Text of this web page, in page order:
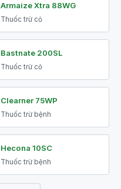
Armaize Xtra 88WG
Thuốc trừ cỏ
Bastnate 200SL
Thuốc trừ cỏ
Clearner 75WP
Thuốc trừ bệnh
Hecona 10SC
Thuốc trừ bệnh